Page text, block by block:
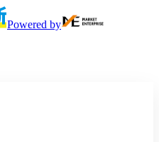
Powered by